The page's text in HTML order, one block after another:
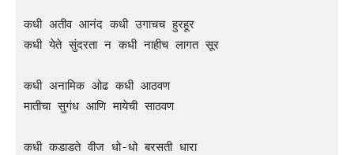
कधी अतीव आनंद कधी उगाचच हुरहूर
कधी येते सुंदरता न कधी नाहीच लागत सूर
कधी अनामिक ओढ कधी आठवण
मातीचा सुगंध आणि मायेची साठवण
कधी कडाडते वीज धो-धो बरसती धारा